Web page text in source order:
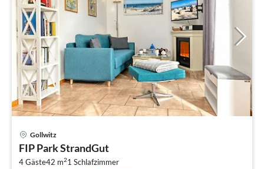
Gollwitz
FIP Park StrandGut
4 Gäste42 m21 Schlafzimmer